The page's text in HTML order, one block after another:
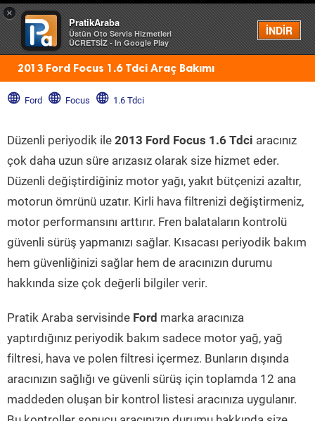
×
PratikAraba
Üstün Oto Servis Hizmetleri
ÜCRETSİZ - In Google Play
İNDİR
Menü
2013 Ford Focus 1.6 Tdci Araç Bakımı
Ford Focus 1.6 Tdci
Düzenli periyodik ile 2013 Ford Focus 1.6 Tdci aracınız
çok daha uzun süre arızasız olarak size hizmet eder.
Düzenli değiştirdiğiniz motor yağı, yakıt bütçenizi azaltır,
motorun ömrünü uzatır. Kirli hava filtrenizi değiştirmeniz,
motor performansını arttırır. Fren balataların kontrolü
güvenli sürüş yapmanızı sağlar. Kısacası periyodik bakım
hem güvenliğinizi sağlar hem de aracınızın durumu
hakkında size çok değerli bilgiler verir.
Pratik Araba servisinde Ford marka aracınıza
yaptırdığınız periyodik bakım sadece motor yağ, yağ
filtresi, hava ve polen filtresi içermez. Bunların dışında
aracınızın sağlığı ve güvenli sürüş için toplamda 12 ana
maddeden oluşan bir kontrol listesi aracınıza uygulanır.